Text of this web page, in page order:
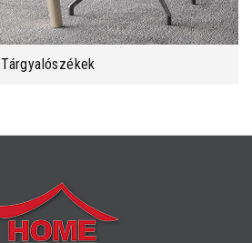
Tárgyalószékek